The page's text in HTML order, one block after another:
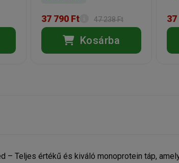
37 790 Ft 47 238 Ft
Kosárba
– Teljes értékű és kiváló monoprotein táp,